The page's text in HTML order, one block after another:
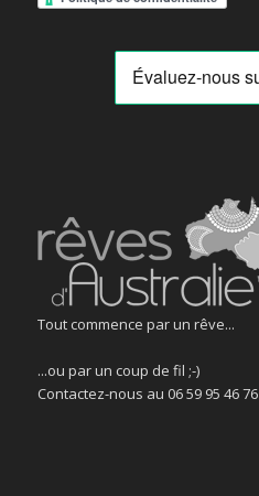
Tout commence par un rêve...
...ou par un coup de fil ;-)
Contactez-nous au 06 59 95 46 76